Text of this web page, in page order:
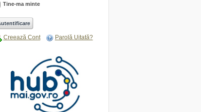
Tine-ma minte
Creează Cont Parolă Uitată?